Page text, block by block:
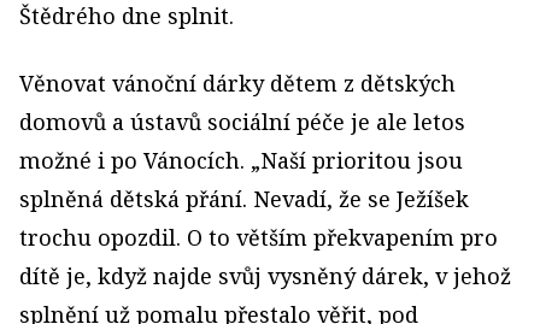
Štědrého dne splnit.
Věnovat vánoční dárky dětem z dětských
domovů a ústavů sociální péče je ale letos
možné i po Vánocích. „Naší prioritou jsou
splněná dětská přání. Nevadí, že se Ježíšek
trochu opozdil. O to větším překvapením pro
dítě je, když najde svůj vysněný dárek, v jehož
splnění už pomalu přestalo věřit, pod